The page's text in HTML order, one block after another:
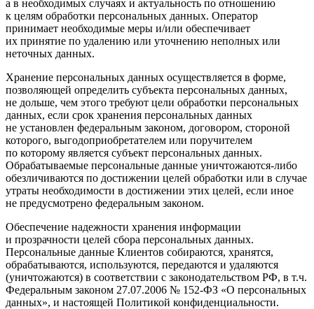
а в необходимых случаях и актуальность по отношению
к целям обработки персональных данных. Оператор
принимает необходимые меры и/или обеспечивает
их принятие по удалению или уточнению неполных или
неточных данных.
Хранение персональных данных осуществляется в форме,
позволяющей определить субъекта персональных данных,
не дольше, чем этого требуют цели обработки персональных
данных, если срок хранения персональных данных
не установлен федеральным законом, договором, стороной
которого, выгодоприобретателем или поручителем
по которому является субъект персональных данных.
Обрабатываемые персональные данные уничтожаются-либо
обезличиваются по достижении целей обработки или в случае
утраты необходимости в достижении этих целей, если иное
не предусмотрено федеральным законом.
Обеспечение надежности хранения информации
и прозрачности целей сбора персональных данных.
Персональные данные Клиентов собираются, хранятся,
обрабатываются, используются, передаются и удаляются
(уничтожаются) в соответствии с законодательством РФ, в т.ч.
Федеральным законом 27.07.2006 № 152-ФЗ «О персональных
данных», и настоящей Политикой конфиденциальности.